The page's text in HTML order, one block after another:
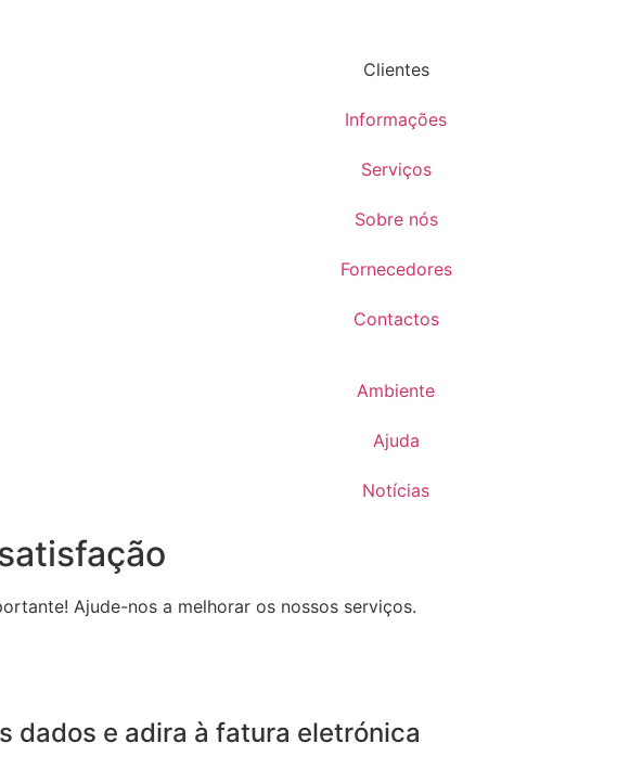
Clientes
Informações
Serviços
Sobre nós
Fornecedores
Contactos
Ambiente
Ajuda
Notícias
Ajude-nos a melhorar os nossos serviços.
dados e adira à fatura eletrónica